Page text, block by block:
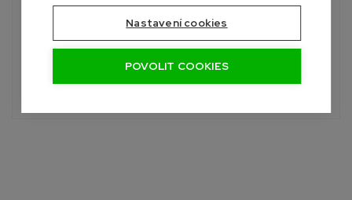
Potřebujete poradit?
+420 601 390 004
Pon-Sob, 7:00 - 19:00 hod.
Nastavení cookies
POVOLIT COOKIES